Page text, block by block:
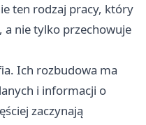
ten rodzaj pracy, który
a nie tylko przechowuje
Ich rozbudowa ma
i informacji o
zaczynają